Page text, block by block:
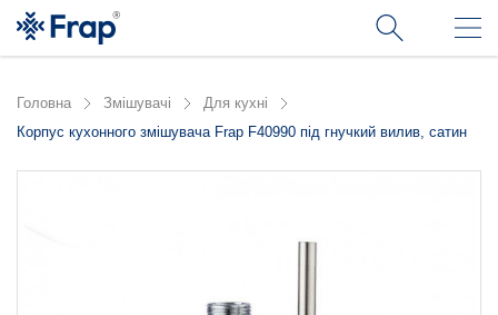
Головна Змішувачі
Для кухні
Корпус кухонного змішувача Frap F40990 під гнучкий вилив, сатин